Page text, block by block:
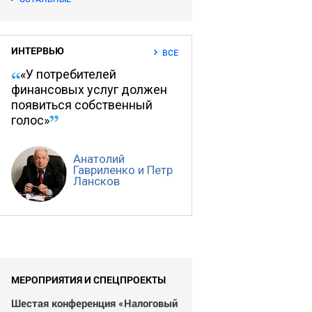
ИНТЕРВЬЮ ВСЕ
«У потребителей
финансовых услуг должен
появиться собственный
голос»
Анатолий
Гавриленко и Петр
Лансков
МЕРОПРИЯТИЯ И СПЕЦПРОЕКТЫ
Шестая конференция «Налоговый